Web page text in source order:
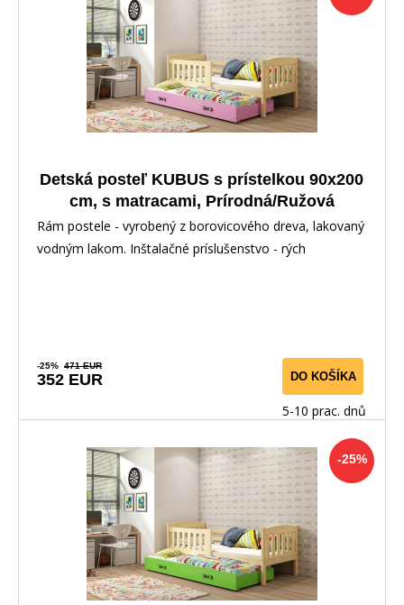
Detská posteľ KUBUS s prístelkou 90x200
cm, s matracami, Prírodná/Ružová
Rám postele - vyrobený z borovicového dreva, lakovaný
vodným lakom. Inštalačné príslušenstvo - rých
-25% 471 EUR
352 EUR DO KOŠÍKA
5-10 prac. dnů
-25%